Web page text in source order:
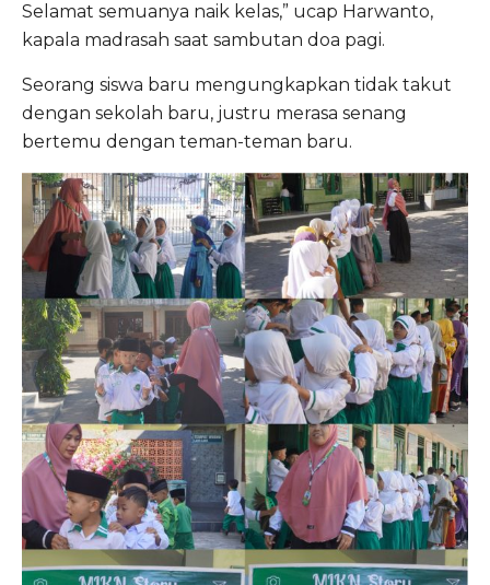
Selamat semuanya naik kelas,” ucap Harwanto,
kapala madrasah saat sambutan doa pagi.
Seorang siswa baru mengungkapkan tidak takut
dengan sekolah baru, justru merasa senang
bertemu dengan teman-teman baru.